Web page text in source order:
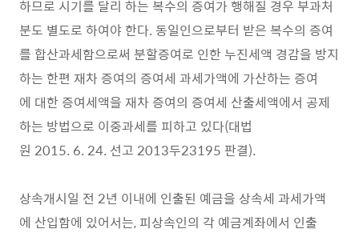
하므로 시기를 달리 하는 복수의 증여가 행해질 경우 부과처
분도 별도로 하여야 한다. 동일인으로부터 받은 복수의 증여
를 합산과세함으로써 분할증여로 인한 누진세액 경감을 방지
하는 한편 재차 증여의 증여세 과세가액에 가산하는 증여
에 대한 증여세액을 재차 증여의 증여세 산출세액에서 공제
하는 방법으로 이중과세를 피하고 있다(대법
원 2015. 6. 24. 선고 2013두23195 판결).
상속개시일 전 2년 이내에 인출된 예금을 상속세 과세가액
에 산입함에 있어서는, 피상속인의 각 예금계좌에서 인출